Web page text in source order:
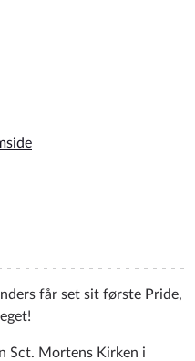
får set sit første Pride,
Sct. Mortens Kirken i